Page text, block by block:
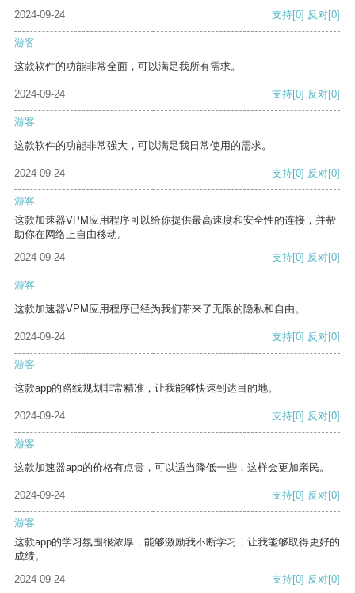
2024-09-24 支持[0] 反对[0]
游客
这款软件的功能非常全面，可以满足我所有需求。
2024-09-24 支持[0] 反对[0]
游客
这款软件的功能非常强大，可以满足我日常使用的需求。
2024-09-24 支持[0] 反对[0]
游客
这款加速器VPM应用程序可以给你提供最高速度和安全性的连接，并帮
助你在网络上自由移动。
2024-09-24
支持[0] 反对[0]
游客
这款加速器VPM应用程序已经为我们带来了无限的隐私和自由。
2024-09-24 支持[0] 反对[0]
游客
这款app的路线规划非常精准，让我能够快速到达目的地。
2024-09-24 支持[0] 反对[0]
游客
这款加速器app的价格有点贵，可以适当降低一些，这样会更加亲民。
2024-09-24 支持[0] 反对[0]
游客
这款app的学习氛围很浓厚，能够激励我不断学习，让我能够取得更好的
成绩。
2024-09-24
支持[0] 反对[0]